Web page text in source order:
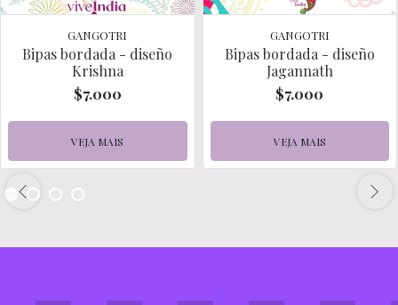
GANGOTRI
Bipas bordada - diseño
Krishna
$7.000
VEJA MAIS
GANGOTRI
Bipas bordada - diseño
Jagannath
$7.000
VEJA MAIS